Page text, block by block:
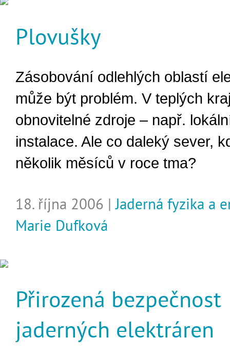
Plovušky
Zásobování odlehlých oblastí
může být problém. V teplých
obnovitelné zdroje – např.
instalace. Ale co daleký sever,
několik měsíců v roce tma?
18. října 2006 |Jaderná fyzika a
Marie Dufková
Přirozená bezpečnost
jaderných elektráren